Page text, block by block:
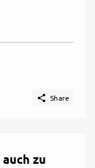
 Share
zu